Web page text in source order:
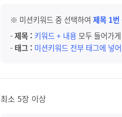
※ 미션키워드 중 선택하여 제목 1번
-제목 : 키워드 + 내용모두 들어가
- 태그 : 미션키워드 전부 태그에 넣
최소 5장 이상